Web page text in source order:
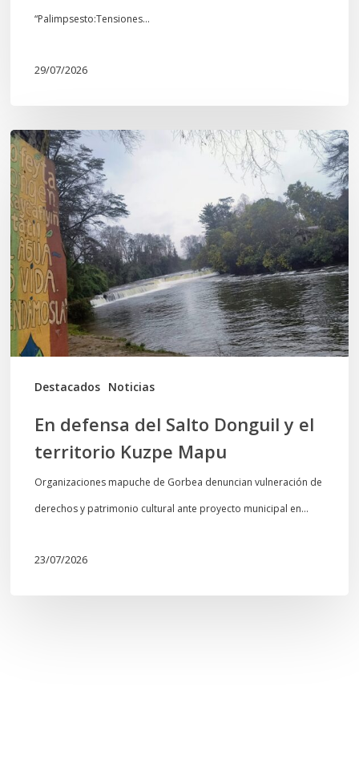
“Palimpsesto:Tensiones…
29/07/2026
Destacados Noticias
En
defensa
del
Salto
Donguil
y
el
territorio
Kuzpe
Mapu
En defensa del Salto Donguil y el
territorio Kuzpe Mapu
Organizaciones mapuche de Gorbea denuncian vulneración de
derechos y patrimonio cultural ante proyecto municipal en…
23/07/2026